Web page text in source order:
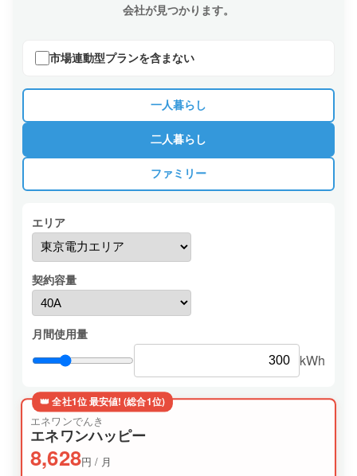
会社が見つかります。
市場連動型プランを含まない
一人暮らし
二人暮らし
ファミリー
エリア
契約容量
月間使用量
kWh
👑 全社1位 最安値! (総合1位)
エネワンでんき
エネワンハッピー
8,628円 / 月